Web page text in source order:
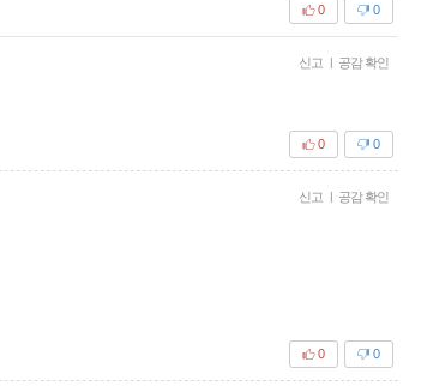
0
0
신고 | 공감 확인
0
0
신고 | 공감 확인
0
0